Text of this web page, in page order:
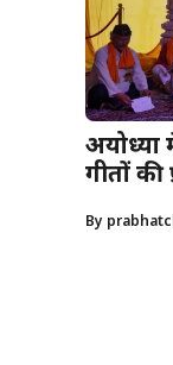
अयोध्या
गीतों की
By